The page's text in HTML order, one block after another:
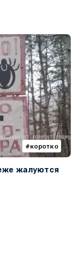
коротко
жалуются